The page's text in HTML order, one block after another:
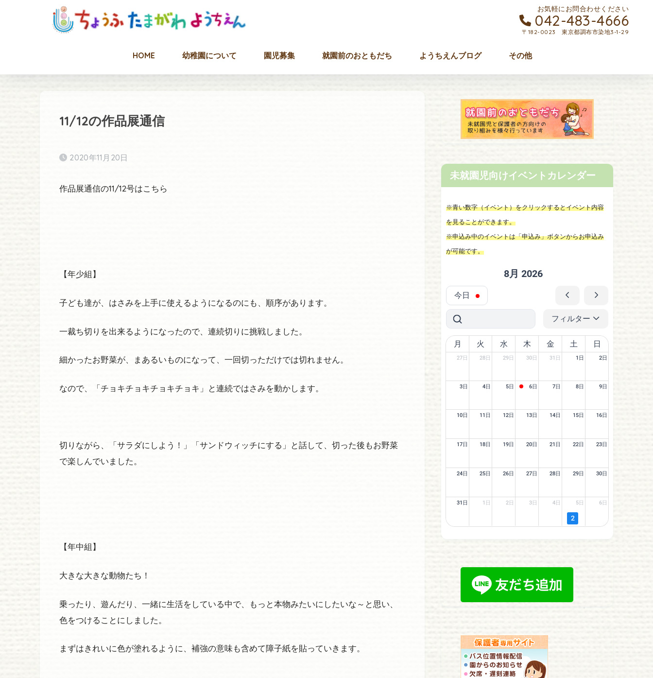
HOME 幼稚園について 園児募集 就園前のおともだち ようちえんブログ その他
お気軽にお問合わせください
042-483-4666
〒182-0023 東京都調布市染地3-1-29
11/12の作品展通信
2020年11月20日
作品展通信の11/12号はこちら
【年少組】
子ども達が、はさみを上手に使えるようになるのにも、順序があります。
一裁ち切りを出来るようになったので、連続切りに挑戦しました。
細かったお野菜が、まあるいものになって、一回切っただけでは切れません。
なので、「チョキチョキチョキチョキ」と連続ではさみを動かします。
切りながら、「サラダにしよう！」「サンドウィッチにする」と話して、切った後もお野菜
で楽しんでいました。
【年中組】
大きな大きな動物たち！
乗ったり、遊んだり、一緒に生活をしている中で、もっと本物みたいにしたいな～と思い、
色をつけることにしました。
まずはきれいに色が塗れるように、補強の意味も含めて障子紙を貼っていきます。
未就園児向けイベントカレンダー
※青い数字（イベント）をクリックするとイベント内容
を見ることができます。
※申込み中のイベントは「申込み」ボタンからお申込み
が可能です。
今日
8月 2026
フィルター
月 火 水 木 金 土 日
27日 28日 29日 30日 31日 1日 2日
3日 4日 5日 6日 7日 8日 9日
10日 11日 12日 13日 14日 15日 16日
17日 18日 19日 20日 21日 22日 23日
24日 25日 26日 27日 28日 29日 30日
31日 1日 2日 3日 4日 5日
2
6日